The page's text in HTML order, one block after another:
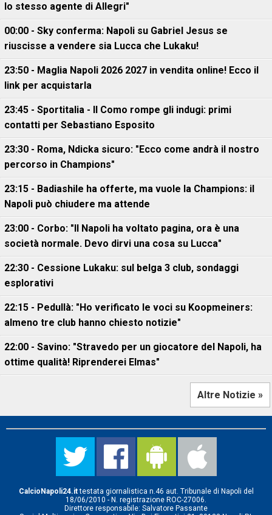
lo stesso agente di Allegri"
00:00 - Sky conferma: Napoli su Gabriel Jesus se
riuscisse a vendere sia Lucca che Lukaku!
23:50 - Maglia Napoli 2026 2027 in vendita online! Ecco il
link per acquistarla
23:45 - Sportitalia - Il Como rompe gli indugi: primi
contatti per Sebastiano Esposito
23:30 - Roma, Ndicka sicuro: "Ecco come andrà il nostro
percorso in Champions"
23:15 - Badiashile ha offerte, ma vuole la Champions: il
Napoli può chiudere ma attende
23:00 - Corbo: "Il Napoli ha voltato pagina, ora è una
società normale. Devo dirvi una cosa su Lucca"
22:30 - Cessione Lukaku: sul belga 3 club, sondaggi
esplorativi
22:15 - Pedullà: "Ho verificato le voci su Koopmeiners:
almeno tre club hanno chiesto notizie"
22:00 - Savino: "Stravedo per un giocatore del Napoli, ha
ottime qualità! Riprenderei Elmas"
Altre Notizie »
CalcioNapoli24.ittestata giornalistica n.46 aut. Tribunale di Napoli del
18/06/2010 - N. registrazione ROC-27006.
Direttore responsabile: Salvatore Passante